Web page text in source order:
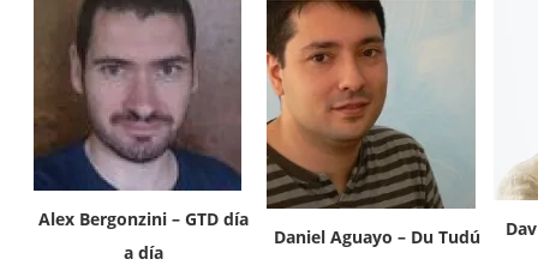
Alex Bergonzini – GTD día
a día
Daniel Aguayo – Du Tudú